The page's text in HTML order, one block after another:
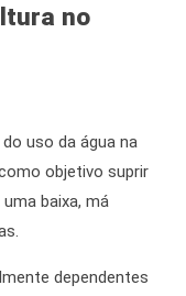
no
uso da água na
objetivo suprir
baixa, má
dependentes